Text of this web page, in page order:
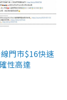
門市$16快速
性高達